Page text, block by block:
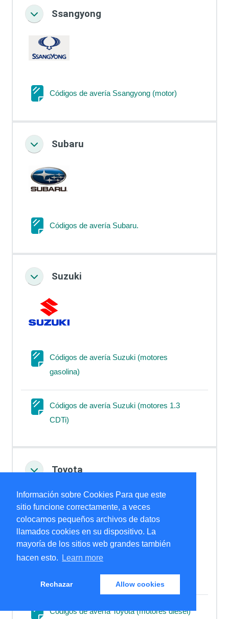
Información sobre Cookies Para que este
sitio funcione correctamente, a veces
colocamos pequeños archivos de datos
llamados cookies en su dispositivo. La
mayoría de los sitios web grandes también
hacen esto.
Learn more
Rechazar Allow cookies
ColapsarSsangyong
Códigos de avería Ssangyong (motor)
ColapsarSubaru
Códigos de avería Subaru.
ColapsarSuzuki
Códigos de avería Suzuki (motores
gasolina)
Códigos de avería Suzuki (motores 1.3
CDTi)
ColapsarToyota
Códigos de avería Toyota (motores
Página
Códigos de avería Toyota (motores diesel)Página